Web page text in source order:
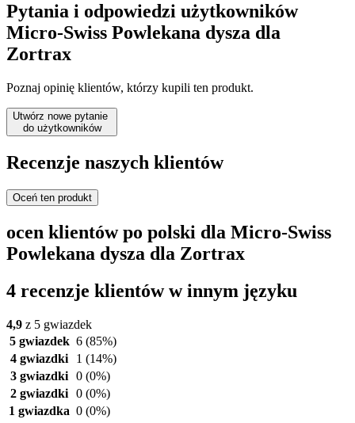
Pytania i odpowiedzi użytkowników
Micro-Swiss Powlekana dysza dla
Zortrax
Poznaj opinię klientów, którzy kupili ten produkt.
Utwórz nowe pytanie
do użytkowników
Recenzje naszych klientów
Oceń ten produkt
ocen klientów po polski dla Micro-Swiss
Powlekana dysza dla Zortrax
4 recenzje klientów w innym języku
4,9 z 5 gwiazdek
5 gwiazdek 6 (85%)
4 gwiazdki
1 (14%)
3 gwiazdki 0 (0%)
2 gwiazdki 0 (0%)
1 gwiazdka 0 (0%)